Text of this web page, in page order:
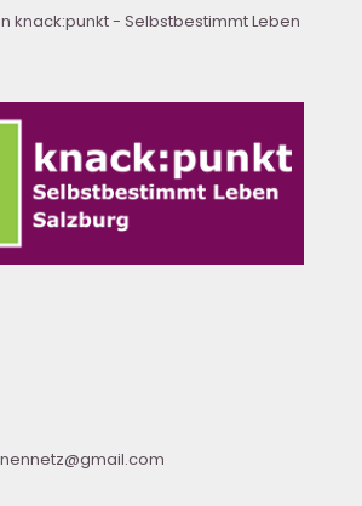
knack:punkt - Selbstbestimmt Leben